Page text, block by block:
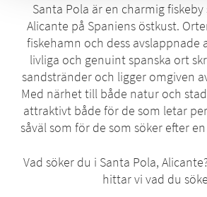
Santa Pola är en charmig
Alicante på Spaniens östkust.
fiskehamn och dess avslappnade
livliga och genuint spanska ort
sandstränder och ligger omgiven
Med närhet till både natur och
attraktivt både för de som letar
såväl som för de som söker efter
Vad söker du i Santa Pola,
hittar vi vad du